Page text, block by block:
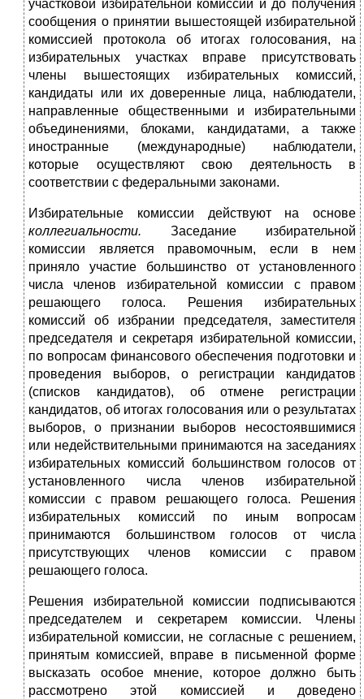
участковой избирательной комиссии и до получения
сообщения о принятии вышестоящей избирательной
комиссией протокола об итогах голосования, на
избирательных участках вправе присутствовать
члены вышестоящих избирательных комиссий,
кандидаты или их доверенные лица, наблюдатели,
направленные общественными и избирательными
объединениями, блоками, кандидатами, а также
иностранные (международные) наблюдатели,
которые осуществляют свою деятельность в
соответствии с федеральными законами.
Избирательные комиссии действуют на основе
коллегиальности. Заседание избирательной
комиссии является правомочным, если в нем
приняло участие большинство от установленного
числа членов избирательной комиссии с правом
решающего голоса. Решения избирательных
комиссий об избрании председателя, заместителя
председателя и секретаря избирательной комиссии,
по вопросам финансового обеспечения подготовки и
проведения выборов, о регистрации кандидатов
(списков кандидатов), об отмене регистрации
кандидатов, об итогах голосования или о результатах
выборов, о признании выборов несостоявшимися
или недействительными принимаются на заседаниях
избирательных комиссий большинством голосов от
установленного числа членов избирательной
комиссии с правом решающего голоса. Решения
избирательных комиссий по иным вопросам
принимаются большинством голосов от числа
присутствующих членов комиссии с правом
решающего голоса.
Решения избирательной комиссии подписываются
председателем и секретарем комиссии. Члены
избирательной комиссии, не согласные с решением,
принятым комиссией, вправе в письменной форме
высказать особое мнение, которое должно быть
рассмотрено этой комиссией и доведено